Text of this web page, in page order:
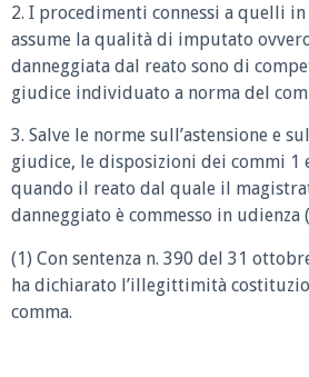
2. I procedimenti connessi a quelli
assume la qualità di imputato
danneggiata dal reato sono di
giudice individuato a norma del
3. Salve le norme sull’astensione e
giudice, le disposizioni dei commi 1
quando il reato dal quale il
danneggiato è commesso in udienza
(1) Con sentenza n. 390 del 31
ha dichiarato l’illegittimità
comma.